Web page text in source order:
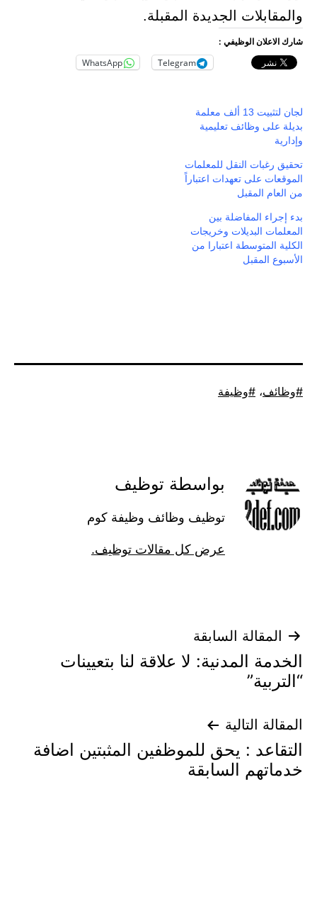
والمقابلات الجديدة المقبلة.
شارك الاعلان الوظيفي :
Telegram
WhatsApp
لجان لتثبيت 13 ألف معلمة
بديلة على وظائف تعليمية
وإدارية
تحقيق رغبات النقل للمعلمات
الموقعات على تعهدات اعتباراً
من العام المقبل
بدء إجراء المفاضلة بين
المعلمات البديلات وخريجات
الكلية المتوسطة اعتبارا من
الأسبوع المقبل
موسوم
وظائف، وظيفة
بواسطة توظيف
توظيف وظائف وظيفة كوم
عرض كل مقالات توظيف.
تصفّح
المقالات
المقالة السابقة
الخدمة المدنية: لا علاقة لنا بتعيينات
“التربية”
المقالة التالية
التقاعد : يحق للموظفين المثبتين اضافة
خدماتهم السابقة